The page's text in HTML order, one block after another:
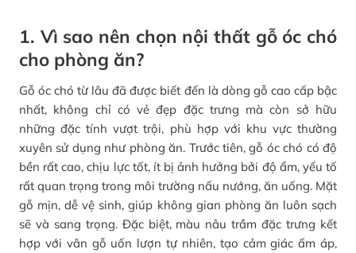
1. Vì sao nên chọn nội thất gỗ óc chó
cho phòng ăn?
Gỗ óc chó từ lâu đã được biết đến là dòng gỗ cao cấp bậc
nhất, không chỉ có vẻ đẹp đặc trưng mà còn sở hữu
những đặc tính vượt trội, phù hợp với khu vực thường
xuyên sử dụng như phòng ăn. Trước tiên, gỗ óc chó có độ
bền rất cao, chịu lực tốt, ít bị ảnh hưởng bởi độ ẩm, yếu tố
rất quan trọng trong môi trường nấu nướng, ăn uống. Mặt
gỗ mịn, dễ vệ sinh, giúp không gian phòng ăn luôn sạch
sẽ và sang trọng. Đặc biệt, màu nâu trầm đặc trưng kết
hợp với vân gỗ uốn lượn tự nhiên, tạo cảm giác ấm áp,